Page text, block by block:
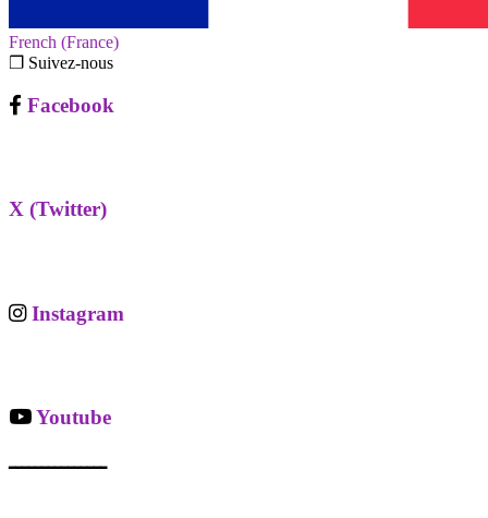
French (France)‎
❐ Suivez-nous
Facebook
X (Twitter)
Instagram
Youtube
ـــــــــــــــ